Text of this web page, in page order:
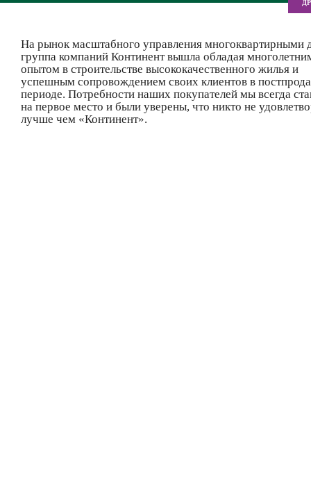
На рынок масштабного управления многоквартирными
группа компаний Континент вышла обладая
опытом в строительстве высококачественного жилья и
успешным сопровождением своих клиентов в
периоде. Потребности наших покупателей мы всегда
на первое место и были уверены, что никто не
лучше чем «Континент».